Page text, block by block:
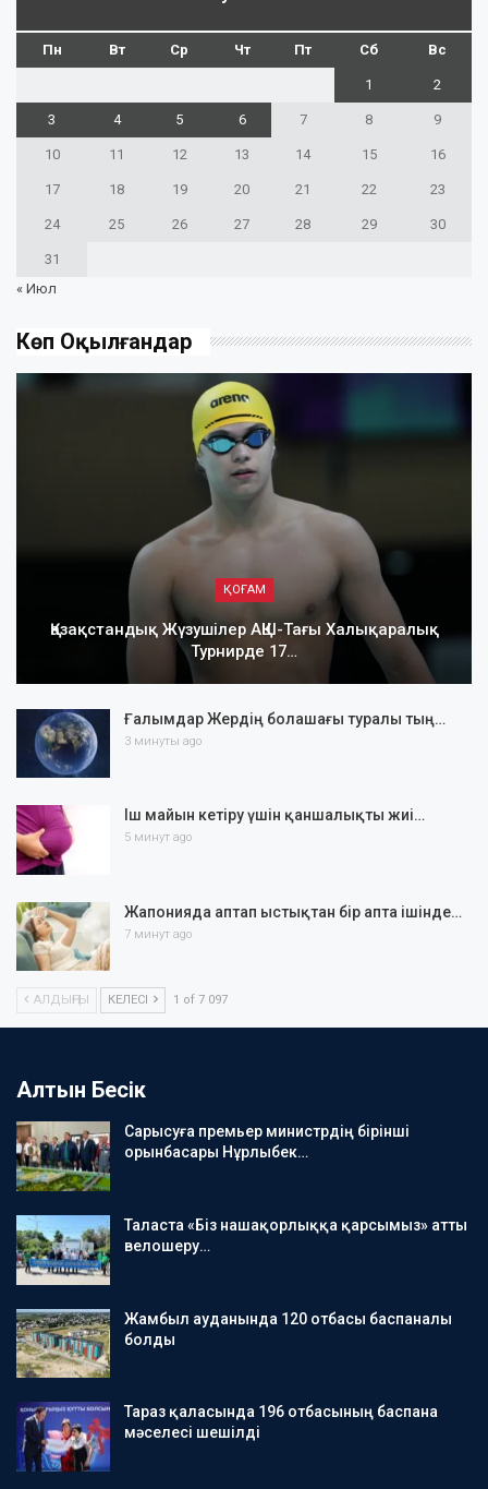
Пн Вт Ср Чт Пт Сб Вс
1 2
3 4 5 6 7 8 9
10 11 12 13 14 15 16
17 18 19 20 21 22 23
24 25 26 27 28 29 30
31
« Июл
Көп Оқылғандар
ҚОҒАМ
Қазақстандық Жүзушілер АҚШ-Тағы Халықаралық
Турнирде 17…
Ғалымдар Жердің болашағы туралы тың…
3 минуты ago
Іш майын кетіру үшін қаншалықты жиі…
5 минут ago
Жапонияда аптап ыстықтан бір апта ішінде…
7 минут ago
АЛДЫҢҒЫ КЕЛЕСІ 1 of 7 097
Алтын Бесік
Сарысуға премьер министрдің бірінші
орынбасары Нұрлыбек…
Таласта «Біз нашақорлыққа қарсымыз» атты
велошеру…
Жамбыл ауданында 120 отбасы баспаналы
болды
Тараз қаласында 196 отбасының баспана
мәселесі шешілді